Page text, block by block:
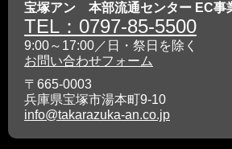
宝塚アン 本部流通センター EC事
TEL：0797-85-5500
9:00～17:00／日・祭日を除く
お問い合わせフォーム
〒665-0003
兵庫県宝塚市湯本町9-10
info@takarazuka-an.co.jp